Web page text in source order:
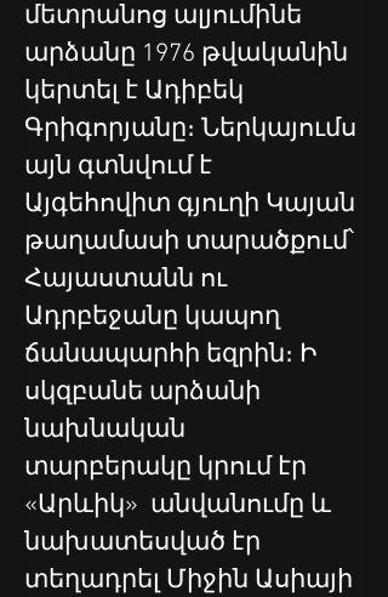
մետրանոց ալյումինե
արձանը 1976 թվականին
կերտել է Ադիբեկ
Գրիգորյանը։ Ներկայումս
այն գտնվում է
Այգեհովիտ գյուղի Կայան
թաղամասի տարածքում՝
Հայաստանն ու
Ադրբեջանը կապող
ճանապարհի եզրին։ Ի
սկզբանե արձանի
նախնական
տարբերակը կրում էր
«Արևիկ»  անվանումը և
նախատեսված էր
տեղադրել Միջին Ասիայի